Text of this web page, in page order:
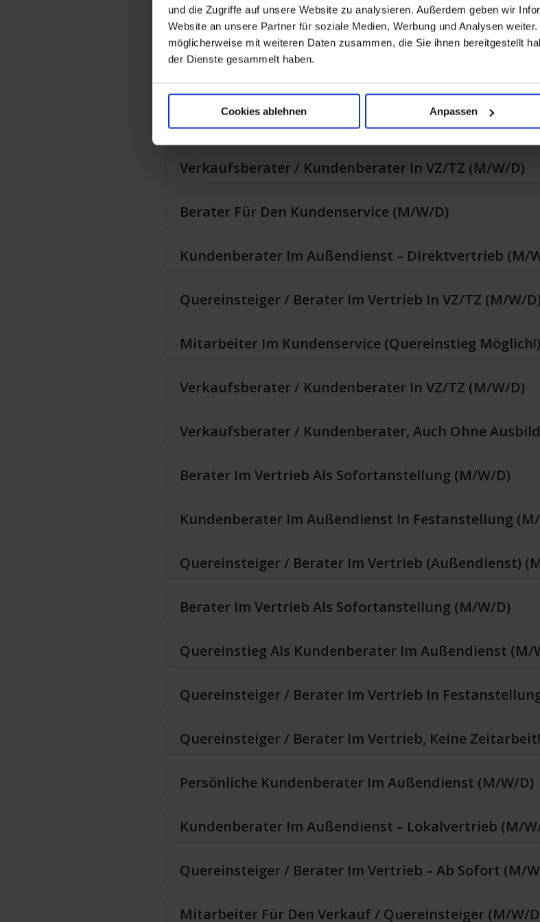
und die Zugriffe auf unsere Website zu analysieren. Außerdem geben wir
Website an unsere Partner für soziale Medien, Werbung und Analysen
möglicherweise mit weiteren Daten zusammen, die Sie ihnen bereitgestellt
der Dienste gesammelt haben.
Cookies ablehnen Anpassen
Verkaufsberater / Kundenberater, Auch Ohne
Verkaufsberater / Kundenberater In VZ/TZ (m/w/d)
Mitarbeiter Für Den Verkauf / Quereinsteiger (m/w/
Verkaufsberater / Kundenberater In VZ/TZ (m/w/d)
Berater Für Den Kundenservice (m/w/d)
Kundenberater Im Außendienst – Direktvertrieb (m/
Quereinsteiger / Berater Im Vertrieb In VZ/TZ (m/w/d)
Mitarbeiter Im Kundenservice (Quereinstieg
Verkaufsberater / Kundenberater In VZ/TZ (m/w/d)
Verkaufsberater / Kundenberater, Auch Ohne
Berater Im Vertrieb Als Sofortanstellung (m/w/d)
Kundenberater Im Außendienst In Festanstellung
Quereinsteiger / Berater Im Vertrieb (Außendienst)
Berater Im Vertrieb Als Sofortanstellung (m/w/d)
Quereinstieg Als Kundenberater Im Außendienst
Quereinsteiger / Berater Im Vertrieb In
Quereinsteiger / Berater Im Vertrieb, Keine
Persönliche Kundenberater Im Außendienst (m/w/d)
Kundenberater Im Außendienst – Lokalvertrieb (m/
Quereinsteiger / Berater Im Vertrieb – Ab Sofort (m/
Mitarbeiter Für Den Verkauf / Quereinsteiger (m/w/